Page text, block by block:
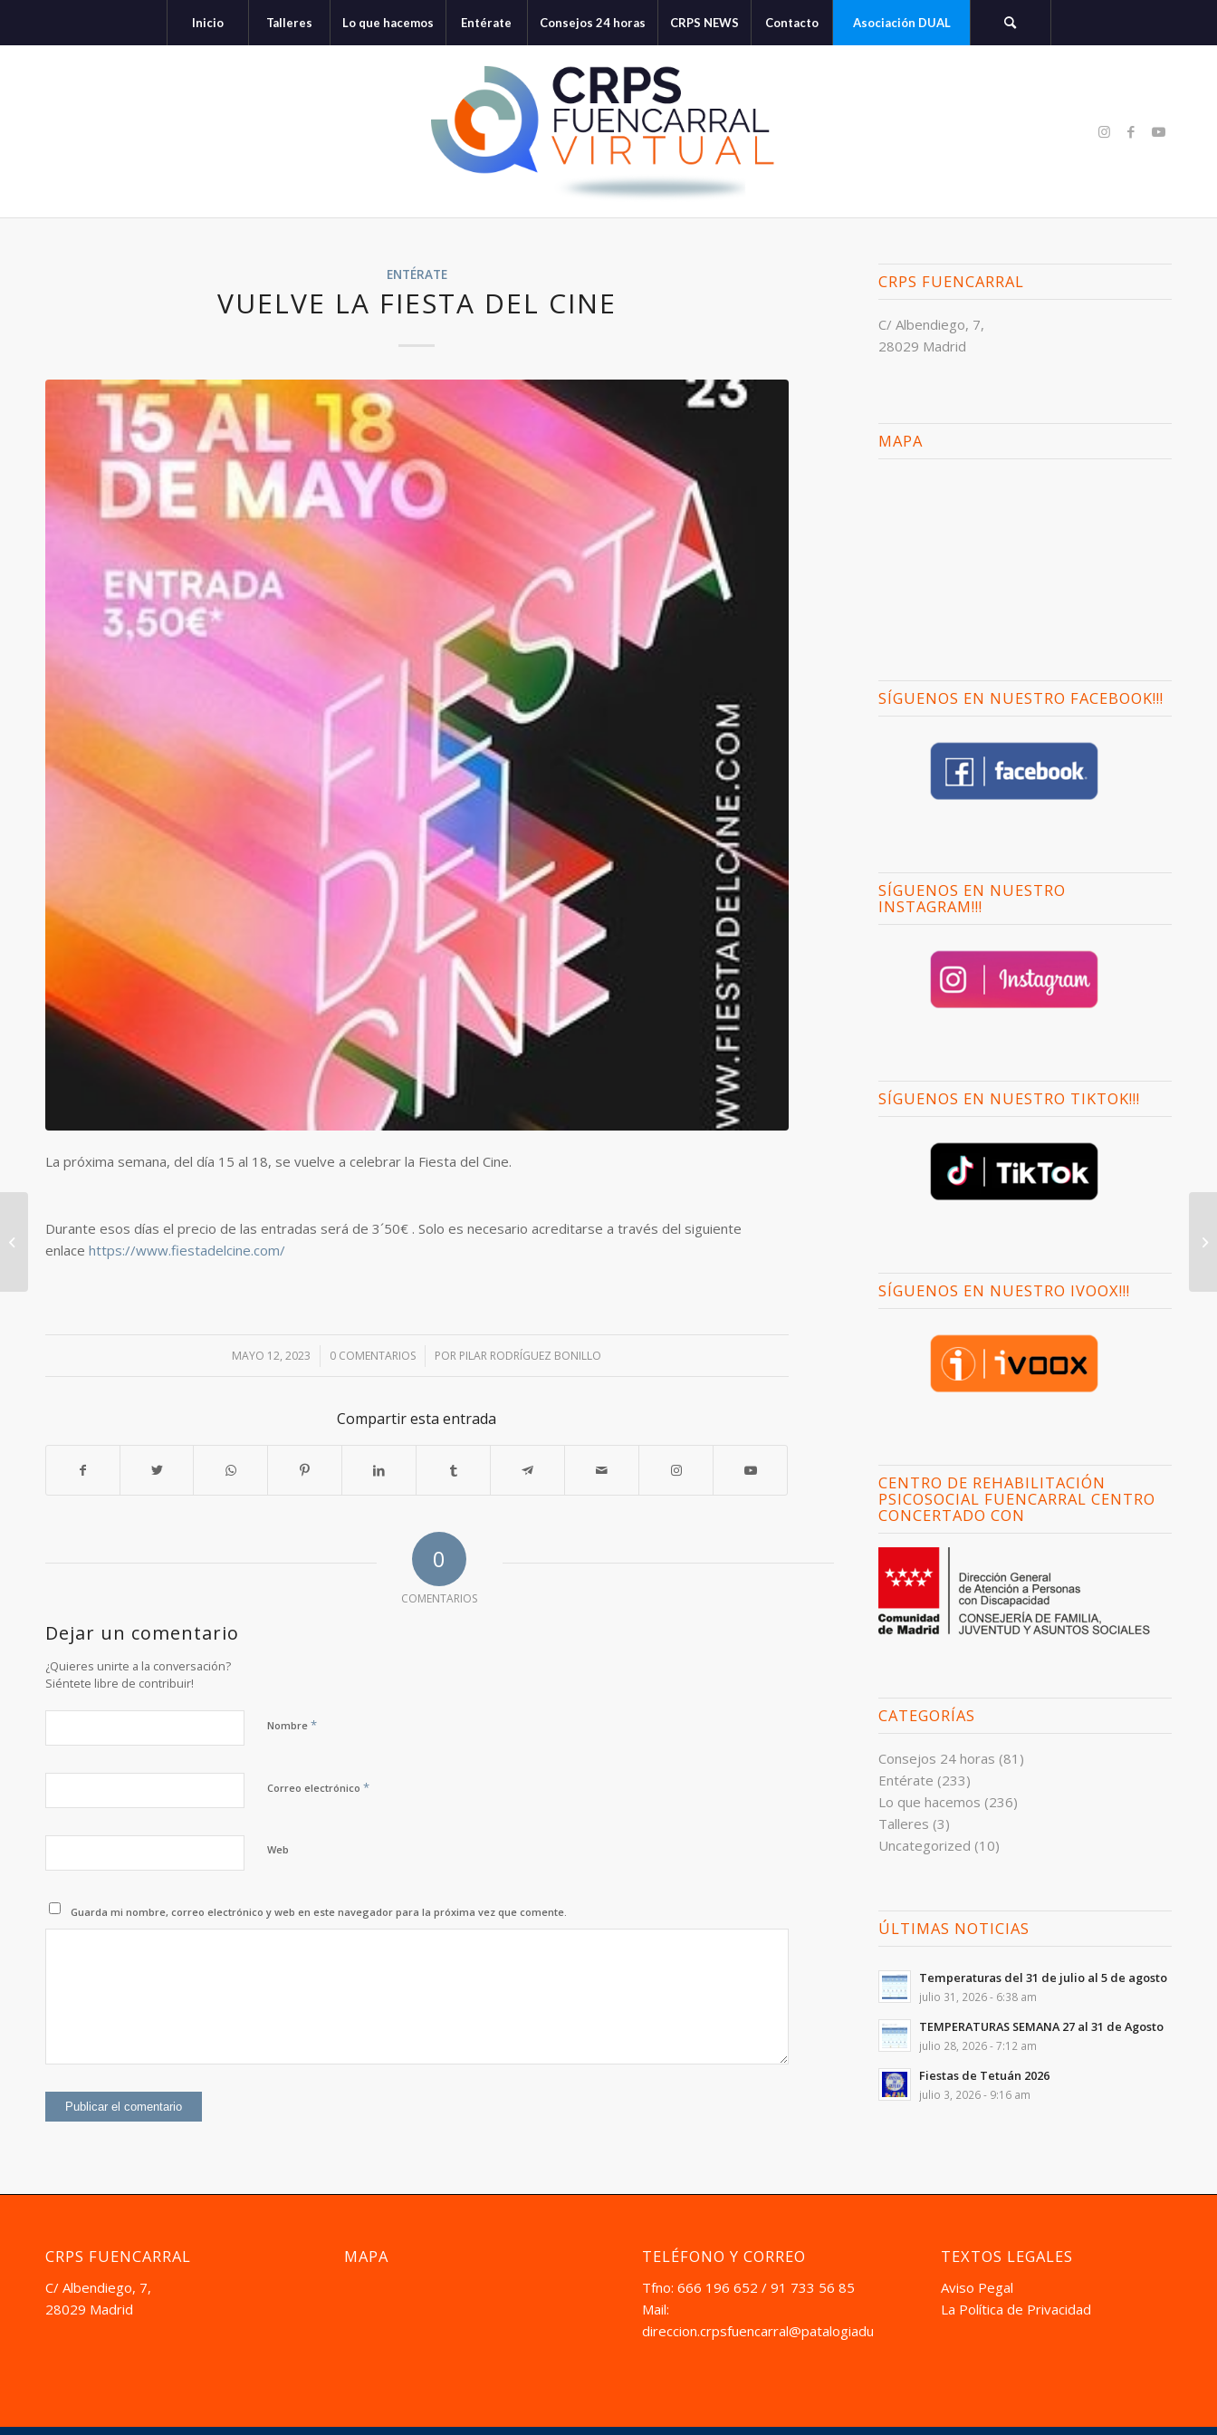
Inicio Talleres Lo que hacemos Entérate Consejos 24 horas CRPS NEWS Contacto Asociación DUAL
ENTÉRATE
VUELVE LA FIESTA DEL CINE
La próxima semana, del día 15 al 18, se vuelve a celebrar la Fiesta del Cine.
Durante esos días el precio de las entradas será de 3´50€ . Solo es necesario acreditarse a través del siguiente
enlace https://www.fiestadelcine.com/
MAYO 12, 2023
/ 0 COMENTARIOS
/ POR PILAR RODRÍGUEZ BONILLO
Compartir esta entrada
0
COMENTARIOS
Dejar un comentario
¿Quieres unirte a la conversación?
Siéntete libre de contribuir!
Nombre *
Correo electrónico *
Web
Guarda mi nombre, correo electrónico y web en este navegador para la próxima vez que comente.
CRPS FUENCARRAL
C/ Albendiego, 7,
28029 Madrid
MAPA
SÍGUENOS EN NUESTRO FACEBOOK!!!
SÍGUENOS EN NUESTRO
INSTAGRAM!!!
SÍGUENOS EN NUESTRO TIKTOK!!!
SÍGUENOS EN NUESTRO IVOOX!!!
CENTRO DE REHABILITACIÓN
PSICOSOCIAL FUENCARRAL CENTRO
CONCERTADO CON
CATEGORÍAS
Consejos 24 horas (81)
Entérate (233)
Lo que hacemos (236)
Talleres (3)
Uncategorized (10)
ÚLTIMAS NOTICIAS
Temperaturas del 31 de julio al 5 de agosto
julio 31, 2026 - 6:38 am
TEMPERATURAS SEMANA 27 al 31 de Agosto
julio 28, 2026 - 7:12 am
Fiestas de Tetuán 2026
julio 3, 2026 - 9:16 am
CRPS FUENCARRAL
C/ Albendiego, 7,
28029 Madrid
MAPA TELÉFONO Y CORREO
Tfno: 666 196 652 / 91 733 56 85
Mail:
direccion.crpsfuencarral@patalogiadual.com
TEXTOS LEGALES
Aviso Pegal
La Política de Privacidad
FIESTAS DE SAN ISIDRO
2023